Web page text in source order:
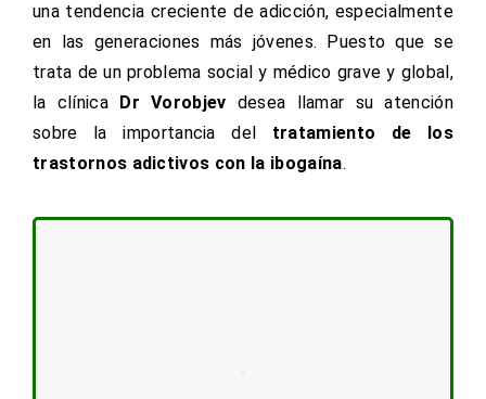
una tendencia creciente de adicción, especialmente
en las generaciones más jóvenes. Puesto que se
trata de un problema social y médico grave y global,
la clínica Dr Vorobjev desea llamar su atención
sobre la importancia del tratamiento de los
trastornos adictivos con la ibogaína.